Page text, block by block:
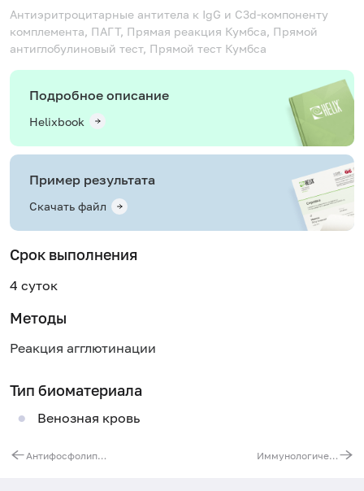
Антиэритроцитарные антитела к IgG и C3d-компоненту
комплемента, ПАГТ, Прямая реакция Кумбса, Прямой
антиглобулиновый тест, Прямой тест Кумбса
Подробное описание
Helixbook
Пример результата
Скачать файл
Срок выполнения
4 суток
Методы
Реакция агглютинации
Тип биоматериала
Венозная кровь
Антифосфолипидные антитела, IgG/IgM (иммуноблот) Иммунологический тест определения моноспецифических агглютининов при гемолитических анемиях (прямая проба Кумбса)